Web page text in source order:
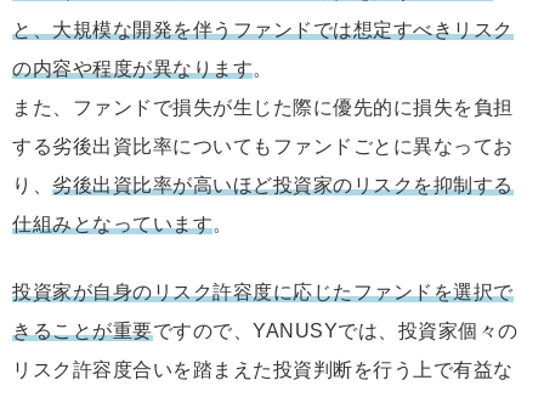
と、大規模な開発を伴うファンドでは想定すべきリスク
の内容や程度が異なります。
また、ファンドで損失が生じた際に優先的に損失を負担
する劣後出資比率についてもファンドごとに異なってお
り、 劣後出資比率が高いほど投資家のリスクを抑制する
仕組みとなっています。
投資家が自身のリスク許容度に応じたファンドを選択で
きることが重要ですので、YANUSYでは、投資家個々の
リスク許容度合いを踏まえた投資判断を行う上で有益な